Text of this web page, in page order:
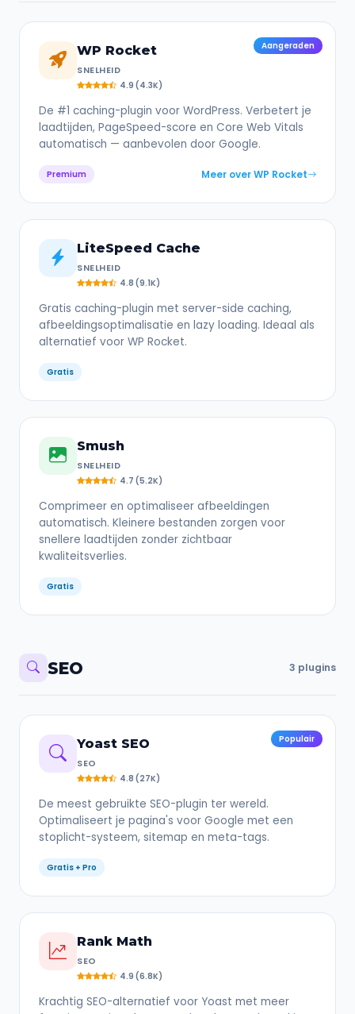
Aangeraden
WP Rocket
SNELHEID
4.9 (4.3K)
De #1 caching-plugin voor WordPress. Verbetert je
laadtijden, PageSpeed-score en Core Web Vitals
automatisch — aanbevolen door Google.
Premium Meer over WP Rocket
LiteSpeed Cache
SNELHEID
4.8 (9.1K)
Gratis caching-plugin met server-side caching,
afbeeldingsoptimalisatie en lazy loading. Ideaal als
alternatief voor WP Rocket.
Gratis
Smush
SNELHEID
4.7 (5.2K)
Comprimeer en optimaliseer afbeeldingen
automatisch. Kleinere bestanden zorgen voor
snellere laadtijden zonder zichtbaar
kwaliteitsverlies.
Gratis
SEO 3 plugins
Populair
Yoast SEO
SEO
4.8 (27K)
De meest gebruikte SEO-plugin ter wereld.
Optimaliseert je pagina's voor Google met een
stoplicht-systeem, sitemap en meta-tags.
Gratis + Pro
Rank Math
SEO
4.9 (6.8K)
Krachtig SEO-alternatief voor Yoast met meer